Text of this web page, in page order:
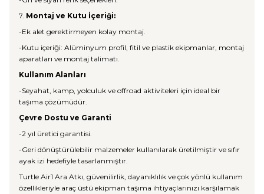
7. Montaj ve Kutu İçeriği:
-Ek alet gerektirmeyen kolay montaj.
-Kutu içeriği: Alüminyum profil, fitil ve plastik ekipmanlar, montaj
aparatları ve montaj talimatı.
Kullanım Alanları
-Seyahat, kamp, yolculuk ve offroad aktiviteleri için ideal bir
taşıma çözümüdür.
Çevre Dostu ve Garanti
-2 yıl üretici garantisi.
-Geri dönüştürülebilir malzemeler kullanılarak üretilmiştir ve sıfır
ayak izi hedefiyle tasarlanmıştır.
Turtle Air1 Ara Atkı, güvenilirlik, dayanıklılık ve çok yönlü kullanım
özellikleriyle araç üstü ekipman taşıma ihtiyaçlarınızı karşılamak